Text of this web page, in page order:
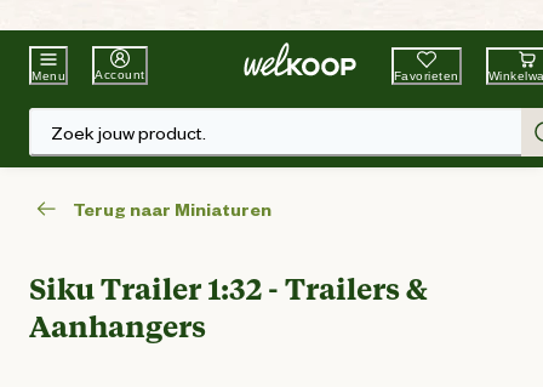
Beste WinkelketenTuin & Dier
Menu Account Favorieten
Zoek jouw product.
Terug naar Miniaturen
Siku Trailer 1:32 - Trailers &
Aanhangers